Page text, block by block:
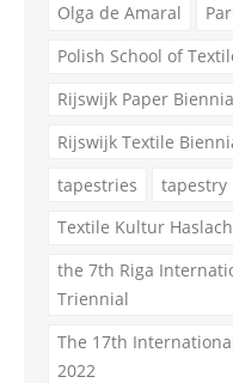
Olga de Amaral
Polish School of
Rijswijk Paper
Rijswijk Textile
tapestries
tapestry
Textile Kultur Haslach
the 7th Riga
Triennial
The 17th
2022